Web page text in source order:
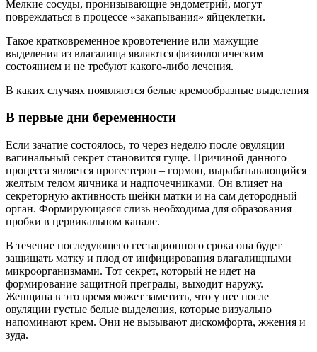
Мелкие сосуды, пронизывающие эндометрий, могут
повреждаться в процессе «закапывания» яйцеклетки.
Такое кратковременное кровотечение или мажущие
выделения из влагалища являются физиологическим
состоянием и не требуют какого-либо лечения.
В каких случаях появляются белые кремообразные выделения
В первые дни беременности
Если зачатие состоялось, то через неделю после овуляции
вагинальный секрет становится гуще. Причиной данного
процесса является прогестерон – гормон, вырабатывающийся
желтым телом яичника и надпочечниками. Он влияет на
секреторную активность шейки матки и на сам детородный
орган. Формирующаяся слизь необходима для образования
пробки в цервикальном канале.
В течение последующего гестационного срока она будет
защищать матку и плод от инфицирования влагалищными
микроорганизмами. Тот секрет, который не идет на
формирование защитной преграды, выходит наружу.
Женщина в это время может заметить, что у нее после
овуляции густые белые выделения, которые визуально
напоминают крем. Они не вызывают дискомфорта, жжения и
зуда.